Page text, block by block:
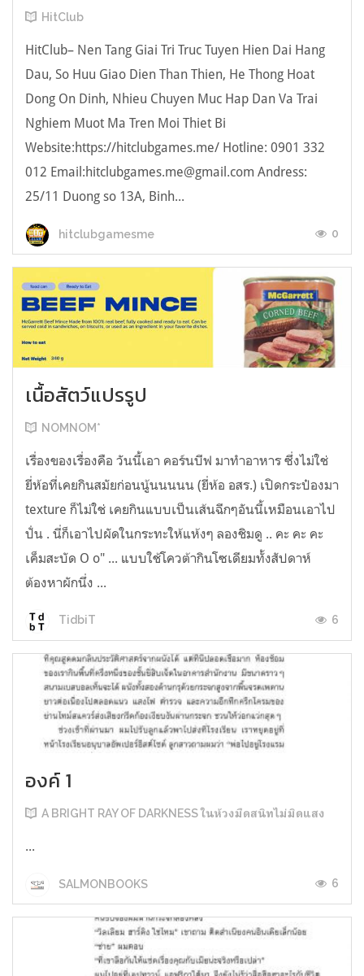
HitClub
HitClub– Nen Tang Giai Tri Truc Tuyen Hien Dai Hang
Dau, So Huu Giao Dien Than Thien, He Thong Hoat
Dong On Dinh, Nhieu Chuyen Muc Hap Dan Va Trai
Nghiem Muot Ma Tren Moi Thiet Bi
Website:https://hitclubgames.me/ Hotline: 0901 332
012 Email:hitclubgames.me@gmail.com Andress:
25/11 Duong so 13A, Binh...
hitclubgamesme 0
เนื้อสัตว์แปรรูป
NOMNOM*
เรื่องของเรื่องคือ วันนี้เอา คอร์นบีฟ มาทำอาหาร ซึ่งไม่ใช่
ยี่ห้อที่เคยกินสมัยก่อนนู้นนนนน (ยี่ห้อ อสร.) เปิดกระป๋องมา
texture ก็ไม่ใช่ เคยกินแบบเป็นเส้นฉีกๆอันนี้เหมือนเอาไป
ปั่น . นี่ก็เอาไปผัดในกระทะให้แห้งๆ ลองชิมดู .. คะ คะ คะ
เค็มสะบัด O o" ... แบบใช้โควต้ากินโซเดียมทั้งสัปดาห์
ต้องหาผักนึ่ง ...
TidbiT 6
องค์ 1
A BRIGHT RAY OF DARKNESS ในห้วงมืดสนิทไม่มิดแสง
...
SALMONBOOKS 6